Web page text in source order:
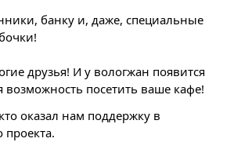
банку и, даже, специальные
друзья! И у вологжан появится
посетить ваше кафе!
оказал нам поддержку в
проекта.